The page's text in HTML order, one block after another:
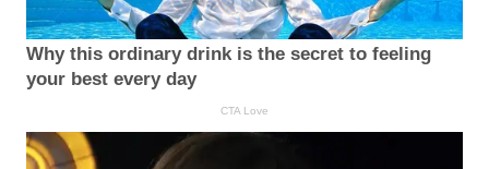
Why this ordinary drink is the secret to feeling
your best every day
CTA Love